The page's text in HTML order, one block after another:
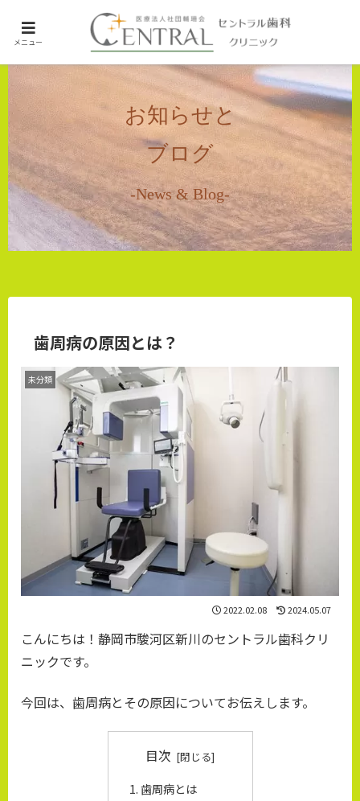
お知らせと
ブログ
-News & Blog-
ホーム
未分類
歯周病の原因とは？
未分類
2022.02.08 2024.05.07
こんにちは！静岡市駿河区新川のセントラル歯科クリ
ニックです。
今回は、歯周病とその原因についてお伝えします。
目次
歯周病とは
メニュー